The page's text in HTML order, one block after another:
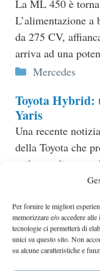
Per fornire le migliori
memorizzare e/o accedere
tecnologie ci permetterà di
unici su questo sito. Non
su alcune caratteristiche e
La ML 450 è
L’alimentazione
da 275 CV,
arriva ad una
Categorie
Mercedes
Toyota Hybrid:
Yaris
Una recente
della Toyota che
sviluppo di un